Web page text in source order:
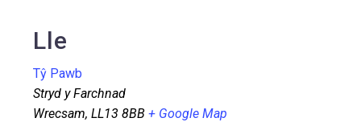
Lle
Tŷ Pawb
Stryd y Farchnad
Wrecsam, LL13 8BB + Google Map